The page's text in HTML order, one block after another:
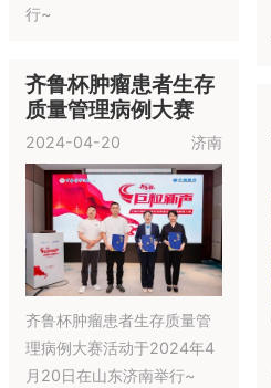
行~
齐鲁杯肿瘤患者生存
质量管理病例大赛
2024-04-20 济南
齐鲁杯肿瘤患者生存质量管
理病例大赛活动于2024年4
月20日在山东济南举行~